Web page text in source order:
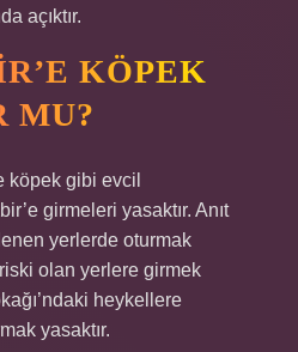
açıktır.
KÖPEK
MU?
köpek gibi evcil
girmeleri yasaktır. Anıt
yerlerde oturmak
olan yerlere girmek
heykellere
yasaktır.